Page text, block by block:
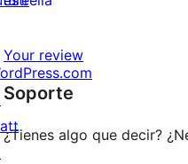
estrellas
de
1
estrellas
Your review
Soporte
¿Tienes algo que decir?